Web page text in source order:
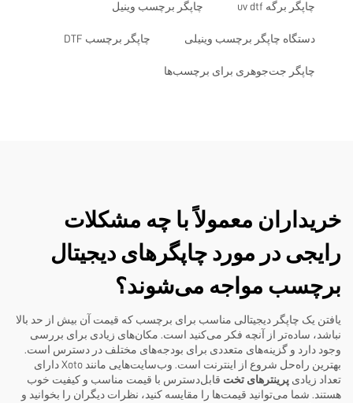
چاپگر برگه uv dtf چاپگر برچسب وینیل
دستگاه چاپگر برچسب وینیلی چاپگر برچسب DTF
چاپگر جت‌جوهری برای برچسب‌ها
خریداران معمولاً با چه مشکلات
رایجی در مورد چاپگرهای دیجیتال
برچسب مواجه می‌شوند؟
یافتن یک چاپگر دیجیتالی مناسب برای برچسب که قیمت آن بیش از حد بالا
نباشد، ساده‌تر از آنچه فکر می‌کنید است. مکان‌های زیادی برای بررسی
وجود دارد و گزینه‌های متعددی برای بودجه‌های مختلف در دسترس است.
بهترین راه‌حل شروع از اینترنت است. وب‌سایت‌هایی مانند Xoto دارای
تعداد زیادی پرینترهای تخت قابل‌دسترس با قیمت مناسب و کیفیت خوب
هستند. شما می‌توانید قیمت‌ها را مقایسه کنید، نظرات دیگران را بخوانید و